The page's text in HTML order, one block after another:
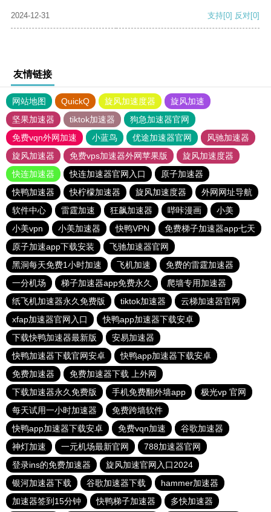
2024-12-31 支持[0] 反对[0]
友情链接
网站地图 QuickQ 旋风加速度器
旋风加速
坚果加速器
tiktok加速器
狗急加速器官网
免费vqn外网加速
小蓝鸟 优途加速器官网
风驰加速器
旋风加速器
免费vps加速器外网苹果版
旋风加速度器
快连加速器
快连加速器官网入口
原子加速器
快鸭加速器
快柠檬加速器 旋风加速度器
外网网址导航
软件中心
雷霆加速 狂飙加速器 哔咔漫画
小美
小美vpn
小美加速器 快鸭VPN
免费梯子加速器app七天
原子加速app下载安装
飞驰加速器官网
黑洞每天免费1小时加速
飞机加速
免费的雷霆加速器
一分机场
梯子加速器app免费永久
爬墙专用加速器
纸飞机加速器永久免费版
tiktok加速器
云梯加速器官网
xfap加速器官网入口
快鸭app加速器下载安卓
下载快鸭加速器最新版
安易加速器
快鸭加速器下载官网安卓
快鸭app加速器下载安卓
免费加速器
免费加速器下载 上外网
下载加速器永久免费版
手机免费翻外墙app
极光vp 官网
每天试用一小时加速器
免费跨墙软件
快鸭app加速器下载安卓
免费vqn加速
谷歌加速器
神灯加速
一元机场最新官网
788加速器官网
登录ins的免费加速器
旋风加速官网入口2024
银河加速器下载
谷歌加速器下载
hammer加速器
加速器签到15分钟
快鸭梯子加速器 多快加速器